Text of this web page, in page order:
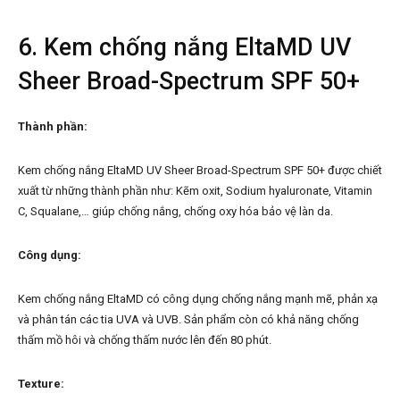
6. Kem chống nắng EltaMD UV
Sheer Broad-Spectrum SPF 50+
Thành phần:
Kem chống nắng EltaMD UV Sheer Broad-Spectrum SPF 50+ được chiết
xuất từ những thành phần như: Kẽm oxit, Sodium hyaluronate, Vitamin
C, Squalane,… giúp chống nắng, chống oxy hóa bảo vệ làn da.
Công dụng:
Kem chống nắng EltaMD có công dụng chống nắng mạnh mẽ, phản xạ
và phân tán các tia UVA và UVB. Sản phẩm còn có khả năng chống
thấm mồ hôi và chống thấm nước lên đến 80 phút.
Texture: